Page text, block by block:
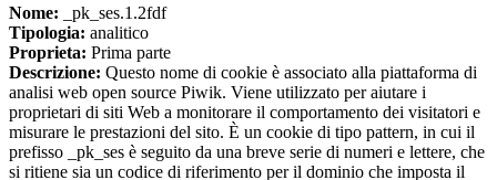
Nome: _pk_ses.1.2fdf
Tipologia: analitico
Proprieta: Prima parte
Descrizione: Questo nome di cookie è associato alla piattaforma di
analisi web open source Piwik. Viene utilizzato per aiutare i
proprietari di siti Web a monitorare il comportamento dei visitatori e
misurare le prestazioni del sito. È un cookie di tipo pattern, in cui il
prefisso _pk_ses è seguito da una breve serie di numeri e lettere, che
si ritiene sia un codice di riferimento per il dominio che imposta il